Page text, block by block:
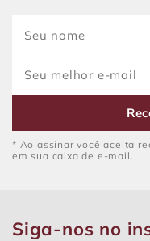
* Ao assinar você aceita
em sua caixa de e-mail.
Siga-nos no